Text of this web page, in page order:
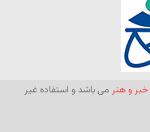
خبر و هنر می باشد و استفاده غیر